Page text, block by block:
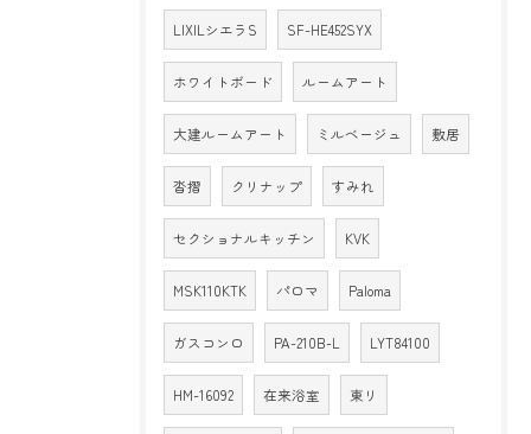
LIXILシエラS SF-HE452SYX
ホワイトボード ルームアート
大建ルームアート ミルベージュ 敷居
沓摺 クリナップ すみれ
セクショナルキッチン KVK
MSK110KTK パロマ Paloma
ガスコンロ PA-210B-L LYT84100
HM-16092 在来浴室 東リ